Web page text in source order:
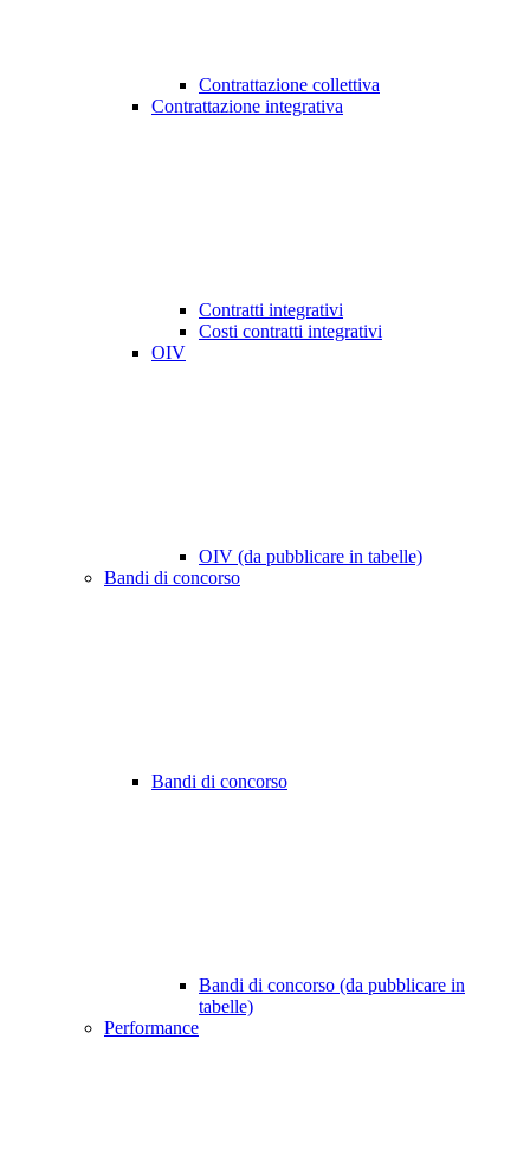
Contrattazione collettiva
Contrattazione integrativa
Contratti integrativi
Costi contratti integrativi
OIV
OIV (da pubblicare in tabelle)
Bandi di concorso
Bandi di concorso
Bandi di concorso (da pubblicare in
tabelle)
Performance